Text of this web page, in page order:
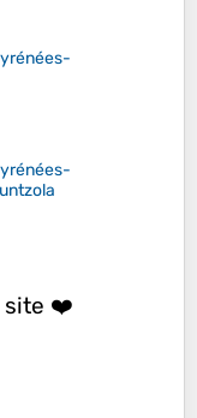
site ❤️